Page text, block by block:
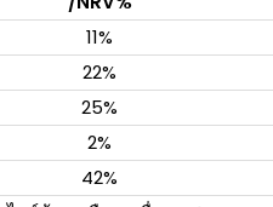
11%
22%
25%
2%
42%